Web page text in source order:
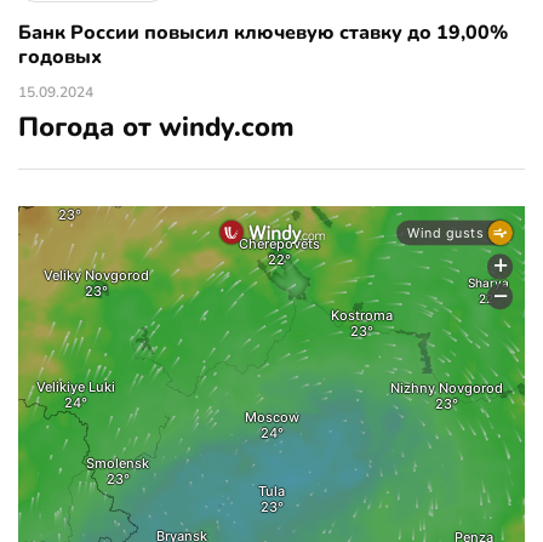
Банк России повысил ключевую ставку до 19,00%
годовых
15.09.2024
Погода от windy.com